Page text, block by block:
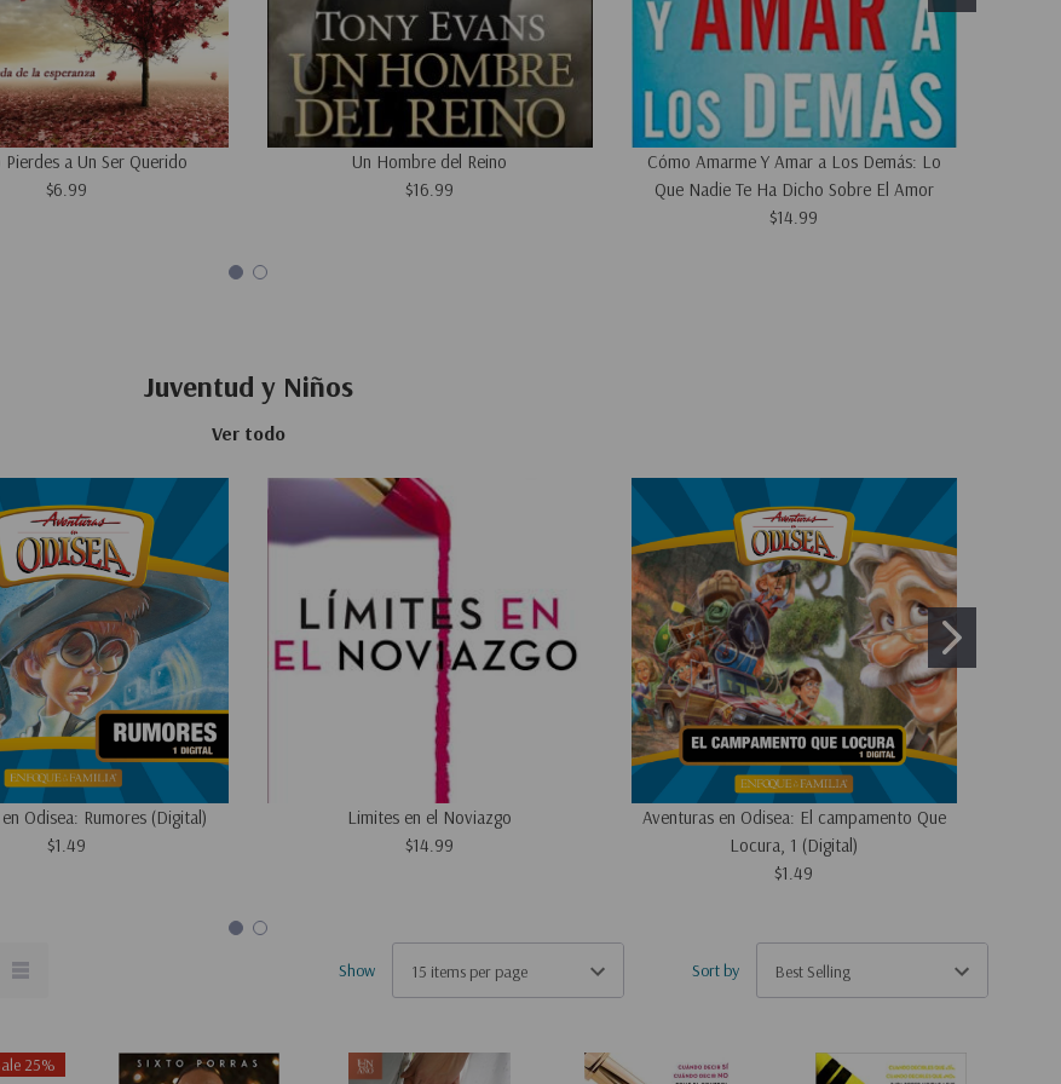
Pierdes a Un Ser Querido
$6.99
Un Hombre del Reino
$16.99
Cómo Amarme Y Amar a Los Demás: Lo
Que Nadie Te Ha Dicho Sobre El Amor
$14.99
Juventud y Niños
Ver todo
Odisea: Rumores (Digital)
$1.49
Limites en el Noviazgo
$14.99
Aventuras en Odisea: El campamento Que
Locura, 1 (Digital)
$1.49
Show Sort by
25%